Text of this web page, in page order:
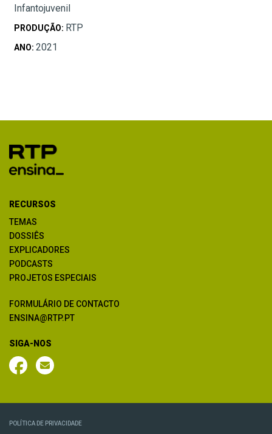
Infantojuvenil
PRODUÇÃO: RTP
ANO: 2021
RECURSOS
TEMAS
DOSSIÊS
EXPLICADORES
PODCASTS
PROJETOS ESPECIAIS
FORMULÁRIO DE CONTACTO
ENSINA@RTP.PT
SIGA-NOS
POLÍTICA DE PRIVACIDADE